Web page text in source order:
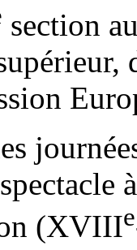
section
(XVIIIe